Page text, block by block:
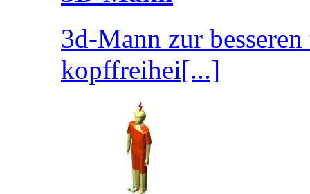
3d-Mann zur
kopffreihei[...]